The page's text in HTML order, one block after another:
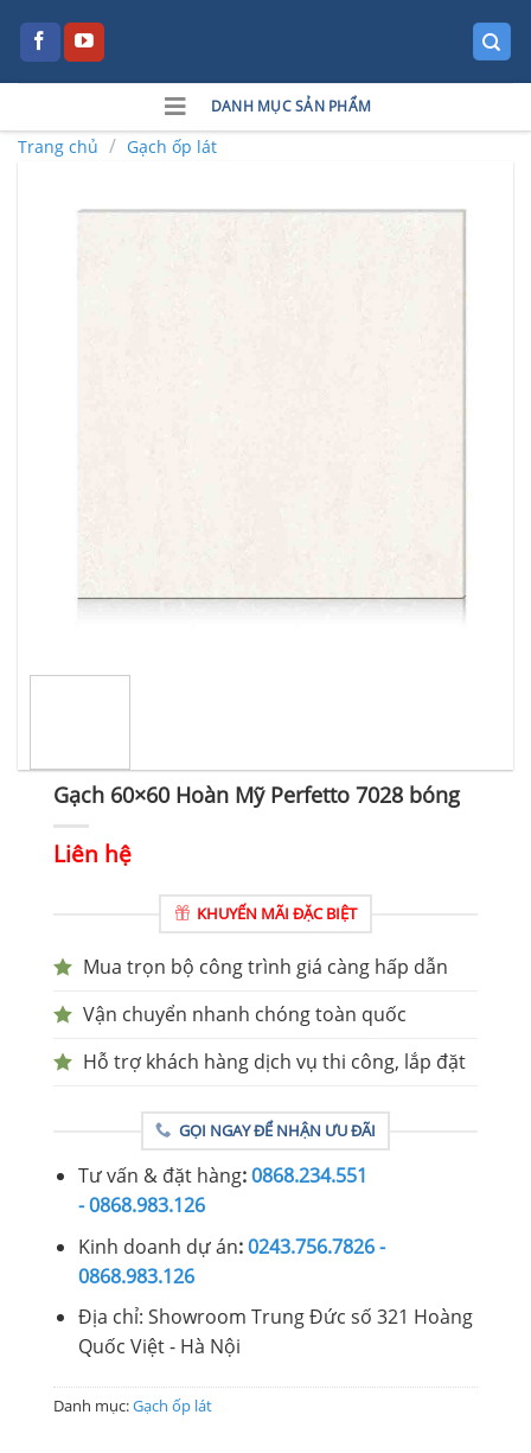
DANH MỤC SẢN PHẨM
Trang chủ / Gạch ốp lát
Gạch 60×60 Hoàn Mỹ Perfetto 7028 bóng
Liên hệ
KHUYẾN MÃI ĐẶC BIỆT
Mua trọn bộ công trình giá càng hấp dẫn
Vận chuyển nhanh chóng toàn quốc
Hỗ trợ khách hàng dịch vụ thi công, lắp đặt
GỌI NGAY ĐỂ NHẬN ƯU ĐÃI
Tư vấn & đặt hàng:0868.234.551
- 0868.983.126
Kinh doanh dự án:0243.756.7826 -
0868.983.126
Địa chỉ: Showroom Trung Đức số 321 Hoàng
Quốc Việt - Hà Nội
Danh mục:Gạch ốp lát